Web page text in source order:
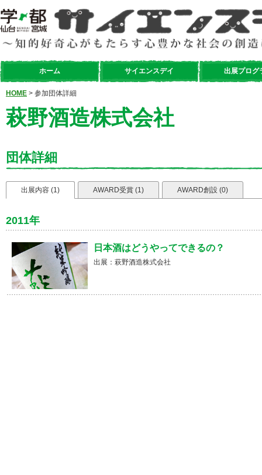
ホーム サイエンスデイ 出展プログ
HOME > 参加団体詳細
萩野酒造株式会社
団体詳細
出展内容 (1) AWARD受賞 (1) AWARD創設 (0)
2011年
日本酒はどうやってできるの？
出展：萩野酒造株式会社